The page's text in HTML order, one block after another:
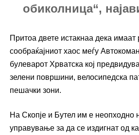
обиколница“,
Притоа двете истакнаа дека
сообраќајниот хаос меѓу
булеварот Хрватска кој
зелени површини, велосипедска
пешачки зони.
На Скопје и Бутел им е неопходно
управување за да се издигнат од